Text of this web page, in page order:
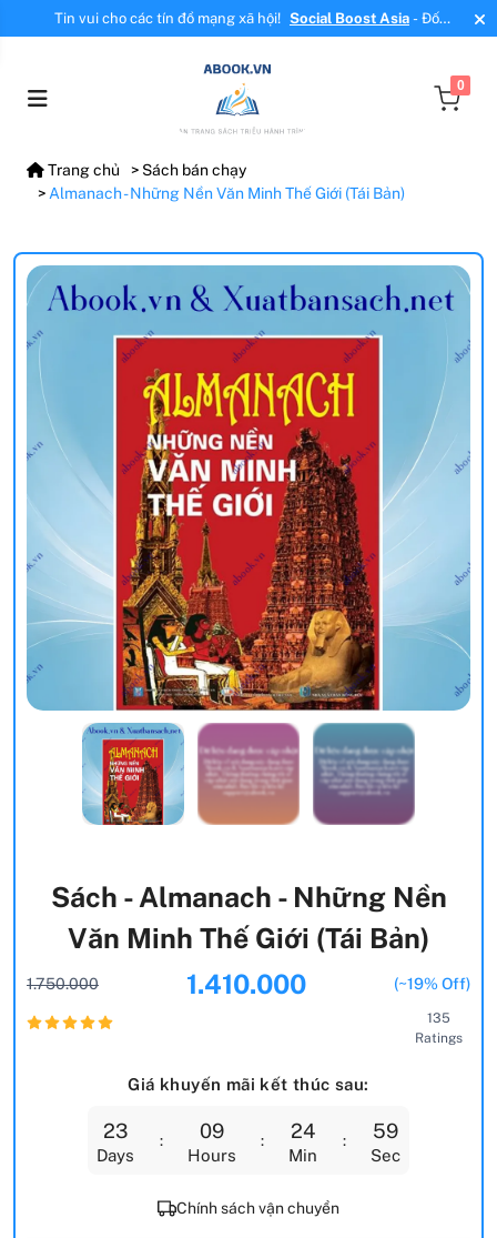
Tin vui cho các tín đồ mạng xã hội! Social Boost Asia- Đối
tác mới, cung cấp dịch vụ tăng tương tác, tăng follow uy tín!
0
Trang chủ
Sách bán chạy
Almanach - Những Nền Văn Minh Thế Giới (Tái Bản)
Sách - Almanach - Những Nền
Văn Minh Thế Giới (Tái Bản)
1.750.000 1.410.000 (~19% Off)
135
Ratings
Giá khuyến mãi kết thúc sau:
23
Days
09
Hours
24
Min
58
Sec
Chính sách vận chuyển